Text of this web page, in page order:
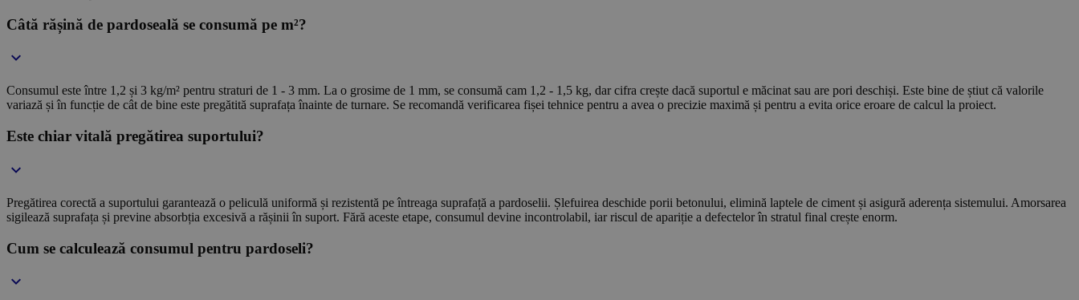
Câtă rășină de pardoseală se consumă pe m²?
Consumul este între 1,2 și 3 kg/m² pentru straturi de 1 - 3 mm. La o grosime de 1 mm, se consumă cam 1,2 - 1,5 kg, dar cifra crește dacă suportul e măcinat sau are pori deschiși. Este bine de știut că valorile
variază și în funcție de cât de bine este pregătită suprafața înainte de turnare. Se recomandă verificarea fișei tehnice pentru a avea o precizie maximă și pentru a evita orice eroare de calcul la proiect.
Este chiar vitală pregătirea suportului?
Pregătirea corectă a suportului garantează o peliculă uniformă și rezistentă pe întreaga suprafață a pardoselii. Șlefuirea deschide porii betonului, elimină laptele de ciment și asigură aderența sistemului. Amorsarea
sigilează suprafața și previne absorbția excesivă a rășinii în suport. Fără aceste etape, consumul devine incontrolabil, iar riscul de apariție a defectelor în stratul final crește enorm.
Cum se calculează consumul pentru pardoseli?